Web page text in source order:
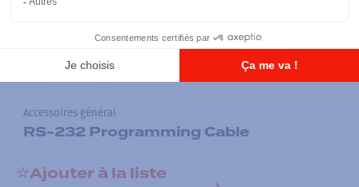
Accessoires général
RS-232 Programming Cable
Ajouter à la liste